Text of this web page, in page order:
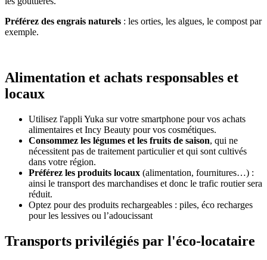
Préférez des engrais naturels : les orties, les algues, le compost par
exemple.
Alimentation et achats responsables et
locaux
Utilisez l'appli Yuka sur votre smartphone pour vos achats
alimentaires et Incy Beauty pour vos cosmétiques.
Consommez les légumes et les fruits de saison, qui ne
nécessitent pas de traitement particulier et qui sont cultivés
dans votre région.
Préférez les produits locaux (alimentation, fournitures…) :
ainsi le transport des marchandises et donc le trafic routier sera
réduit.
Optez pour des produits rechargeables : piles, éco recharges
pour les lessives ou l’adoucissant
Transports privilégiés par l'éco-locataire